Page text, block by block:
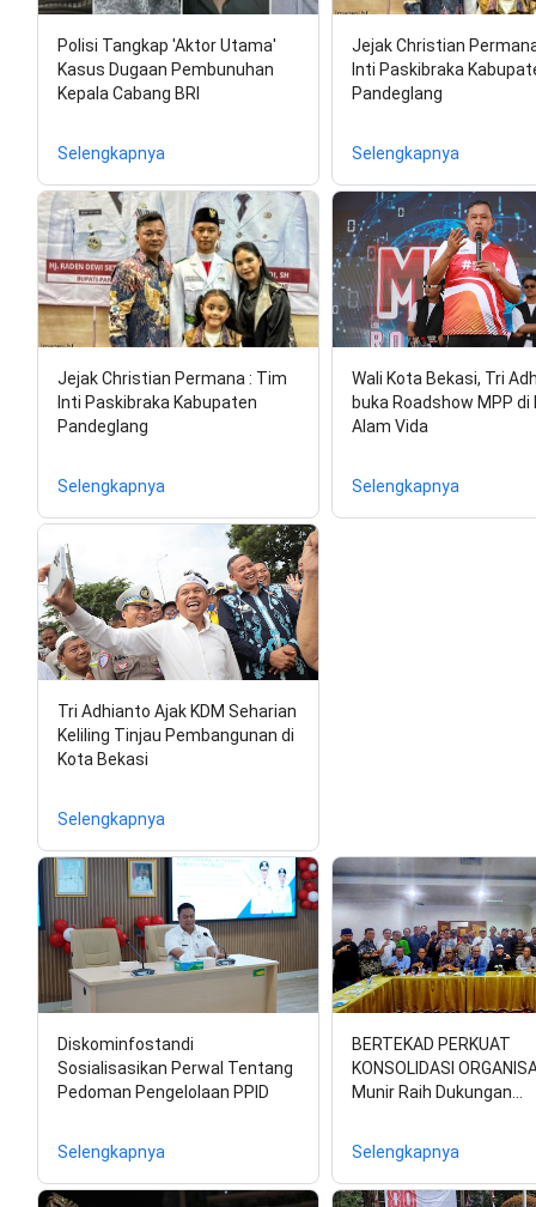
Polisi Tangkap 'Aktor Utama'
Kasus Dugaan Pembunuhan
Kepala Cabang BRI
Selengkapnya
Jejak Christian
Inti Paskibraka
Pandeglang
Selengkapnya
Jejak Christian Permana : Tim
Inti Paskibraka Kabupaten
Pandeglang
Selengkapnya
Wali Kota Bekasi, Tri
buka Roadshow MPP di
Alam Vida
Selengkapnya
Tri Adhianto Ajak KDM Seharian
Keliling Tinjau Pembangunan di
Kota Bekasi
Selengkapnya
Diskominfostandi
Sosialisasikan Perwal Tentang
Pedoman Pengelolaan PPID
Selengkapnya
BERTEKAD PERKUAT
KONSOLIDASI
Munir Raih Dukungan…
Selengkapnya